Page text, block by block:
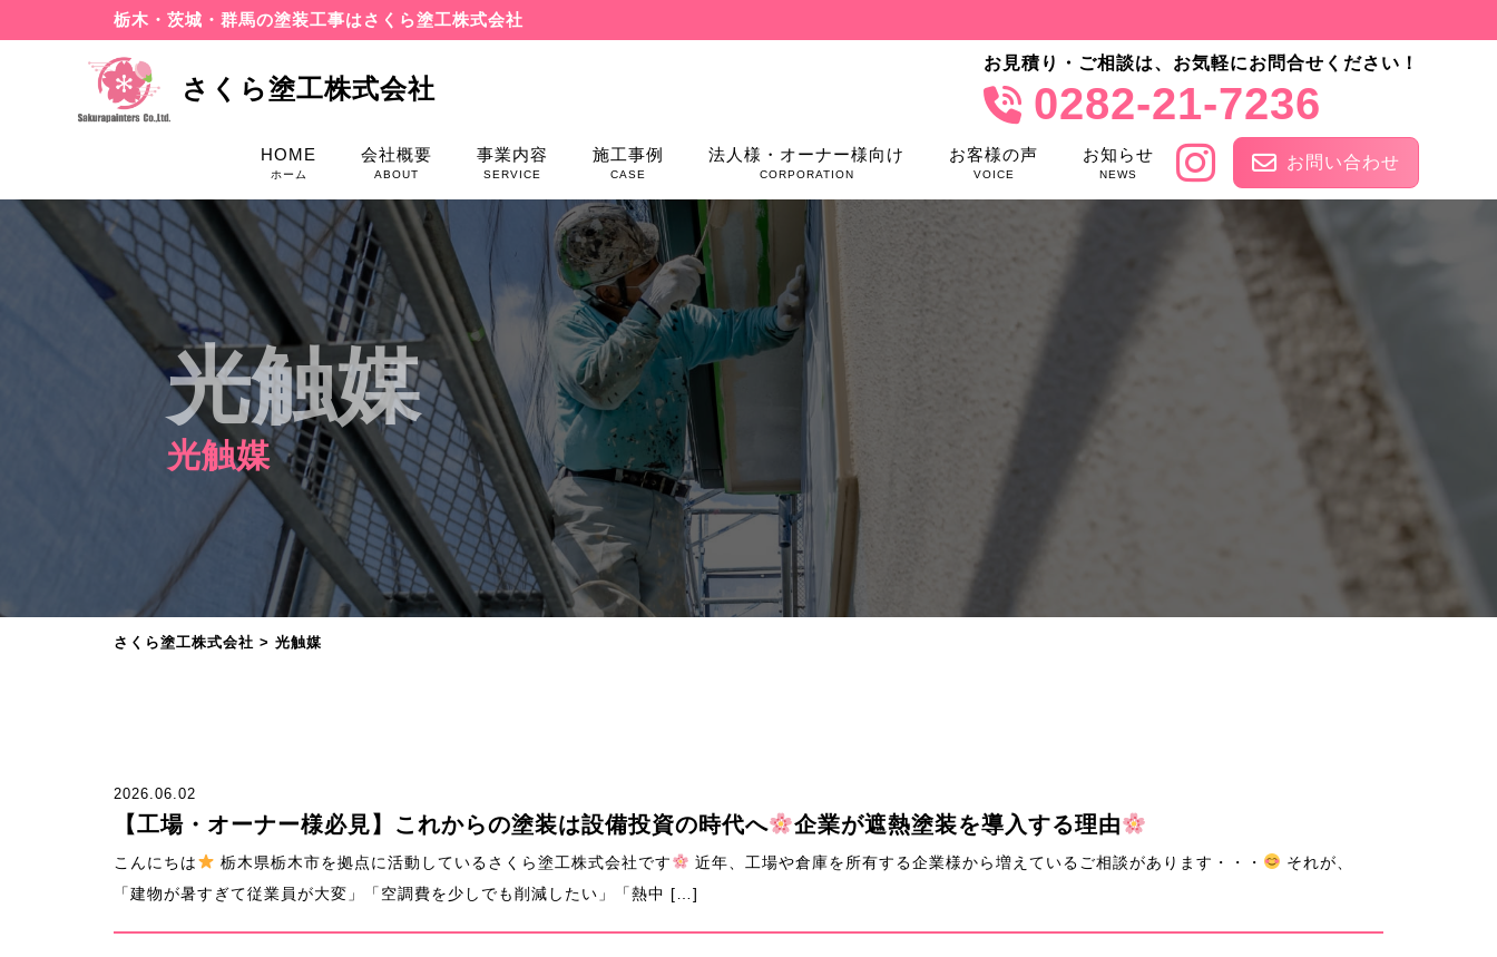
栃木・茨城・群馬の塗装工事はさくら塗工株式会社
さくら塗工株式会社
お見積り・ご相談は、お気軽にお問合せください！
0282-21-7236
HOME
ホーム
会社概要
ABOUT
事業内容
SERVICE
施工事例
CASE
法人様・オーナー様向け
CORPORATION
お客様の声
VOICE
お知らせ
NEWS
お問い合わせ
光触媒
光触媒
さくら塗工株式会社 > 光触媒
2026.06.02
【工場・オーナー様必見】これからの塗装は設備投資の時代へ 企業が遮熱塗装を導入する理由
こんにちは 栃木県栃木市を拠点に活動しているさくら塗工株式会社です 近年、工場や倉庫を所有する企業様から増えているご相談があります・・・
それが、
「建物が暑すぎて従業員が大変」「空調費を少しでも削減したい」「熱中 […]